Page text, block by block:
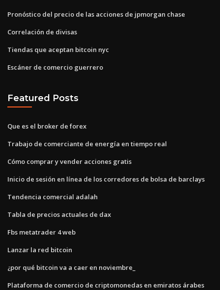
Pronóstico del precio de las acciones de jpmorgan chase
Correlación de divisas
Tiendas que aceptan bitcoin nyc
Escáner de comercio guerrero
Featured Posts
Que es el broker de forex
Trabajo de comerciante de energía en tiempo real
Cómo comprar y vender acciones gratis
Inicio de sesión en línea de los corredores de bolsa de barclays
Tendencia comercial adalah
Tabla de precios actuales de dax
Fbs metatrader 4 web
Lanzar la red bitcoin
¿por qué bitcoin va a caer en noviembre_
Plataforma de comercio de criptomonedas en emiratos árabes